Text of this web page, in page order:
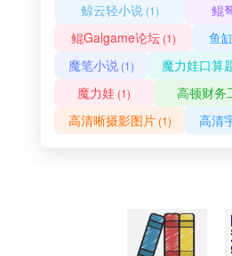
鲸云轻小说(1) 鲲
鲲Galgame论坛(1) 鱼
魔笔小说(1) 魔力娃口算
魔力娃 (1) 高顿财务
高清晰摄影图片(1) 高清